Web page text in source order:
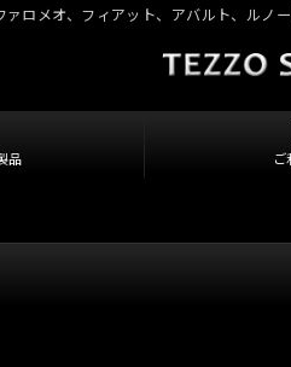
ァロメオ、フィアット、アバルト、ルノ
品 ご